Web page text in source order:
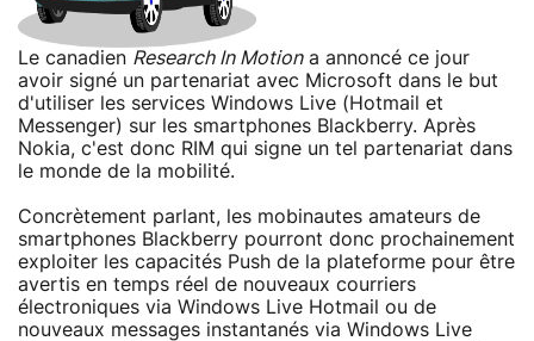
Le canadien Research In Motiona annoncé ce jour
avoir signé un partenariat avec Microsoft dans le but
d'utiliser les services Windows Live (Hotmail et
Messenger) sur les smartphones Blackberry. Après
Nokia, c'est donc RIM qui signe un tel partenariat dans
le monde de la mobilité.
Concrètement parlant, les mobinautes amateurs de
smartphones Blackberry pourront donc prochainement
exploiter les capacités Push de la plateforme pour être
avertis en temps réel de nouveaux courriers
électroniques via Windows Live Hotmail ou de
nouveaux messages instantanés via Windows Live